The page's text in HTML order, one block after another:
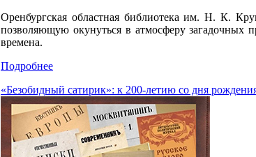
Оренбургская областная библиотека им. Н. К.
позволяющую окунуться в атмосферу загадочных
времена.
Подробнее
«Безобидный сатирик»: к 200-летию со дня